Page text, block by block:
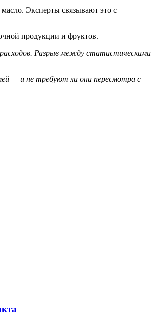
Эксперты связывают это с
продукции и фруктов.
расходов. Разрыв между статистическими
— и не требуют ли они пересмотра с